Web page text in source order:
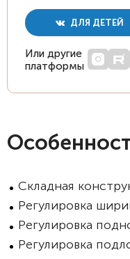
ДЛЯ ДЕТЕЙ
Или другие
платформы
Складная
Регулировка
Регулировка
Регулировка